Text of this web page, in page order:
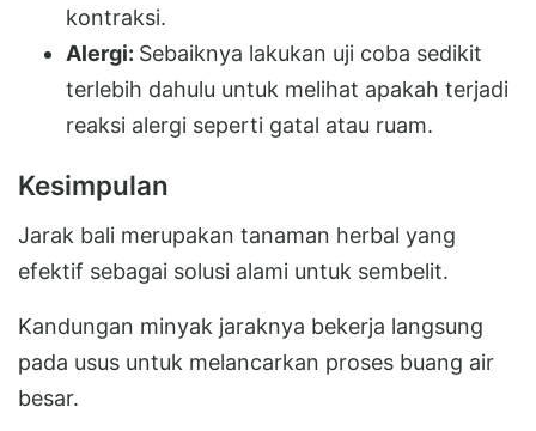
kontraksi.
Alergi: Sebaiknya lakukan uji coba sedikit
terlebih dahulu untuk melihat apakah terjadi
reaksi alergi seperti gatal atau ruam.
Kesimpulan
Jarak bali merupakan tanaman herbal yang
efektif sebagai solusi alami untuk sembelit.
Kandungan minyak jaraknya bekerja langsung
pada usus untuk melancarkan proses buang air
besar.